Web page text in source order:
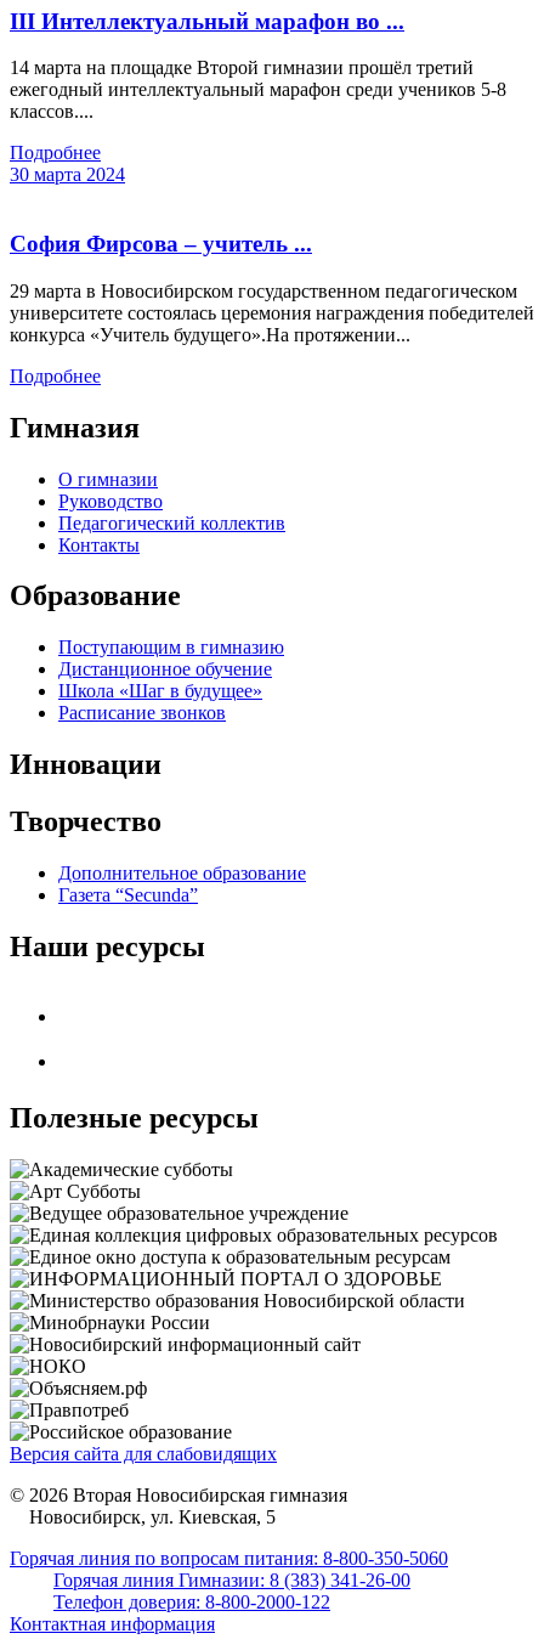
III Интеллектуальный марафон во ...
14 марта на площадке Второй гимназии прошёл третий
ежегодный интеллектуальный марафон среди учеников 5-8
классов....
Подробнее
30 марта 2024
София Фирсова – учитель ...
29 марта в Новосибирском государственном педагогическом
университете состоялась церемония награждения победителей
конкурса «Учитель будущего».На протяжении...
Подробнее
Гимназия
О гимназии
Руководство
Педагогический коллектив
Контакты
Образование
Поступающим в гимназию
Дистанционное обучение
Школа «Шаг в будущее»
Расписание звонков
Инновации
Творчество
Дополнительное образование
Газета “Secunda”
Наши ресурсы
Полезные ресурсы
Версия сайта для слабовидящих
© 2026 Вторая Новосибирская гимназия
Новосибирск, ул. Киевская, 5
Горячая линия по вопросам питания: 8-800-350-5060
Горячая линия Гимназии: 8 (383) 341-26-00
Телефон доверия: 8-800-2000-122
Контактная информация